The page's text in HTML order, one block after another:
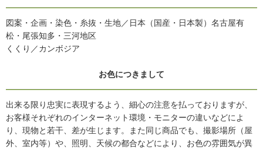
図案・企画・染色・糸抜・生地／日本（国産・日本製）名古屋有
松・尾張知多・三河地区
くくり／カンボジア
お色につきまして
出来る限り忠実に表現するよう、細心の注意を払っておりますが、
お客様それぞれのインターネット環境・モニターの違いなどによ
り、現物と若干、差が生じます。また同じ商品でも、撮影場所（屋
外、室内等）や、照明、天候の都合などにより、お色の雰囲気が異